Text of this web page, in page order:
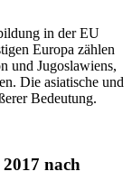
in der EU
Europa zählen
und Jugoslawiens,
Die asiatische und
Bedeutung.
nach